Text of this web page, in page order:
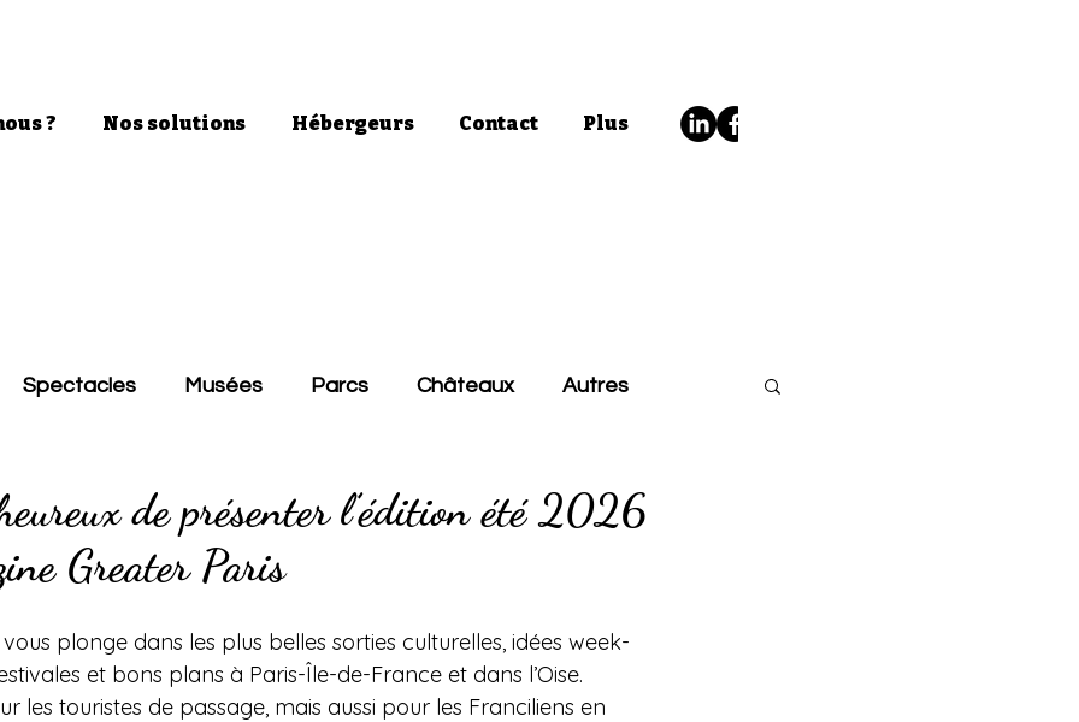
? Nos solutions Hébergeurs Contact Plus
Spectacles Musées Parcs Châteaux Autres
de présenter l’édition été 2026
Greater Paris
plonge dans les plus belles sorties culturelles, idées week-
et bons plans à Paris-Île-de-France et dans l’Oise.
les touristes de passage, mais aussi pour les Franciliens en